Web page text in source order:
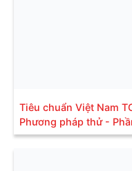
Tiêu chuẩn Việt Nam
Phương pháp thử -